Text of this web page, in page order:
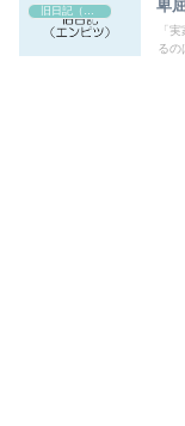
卑
「
るの